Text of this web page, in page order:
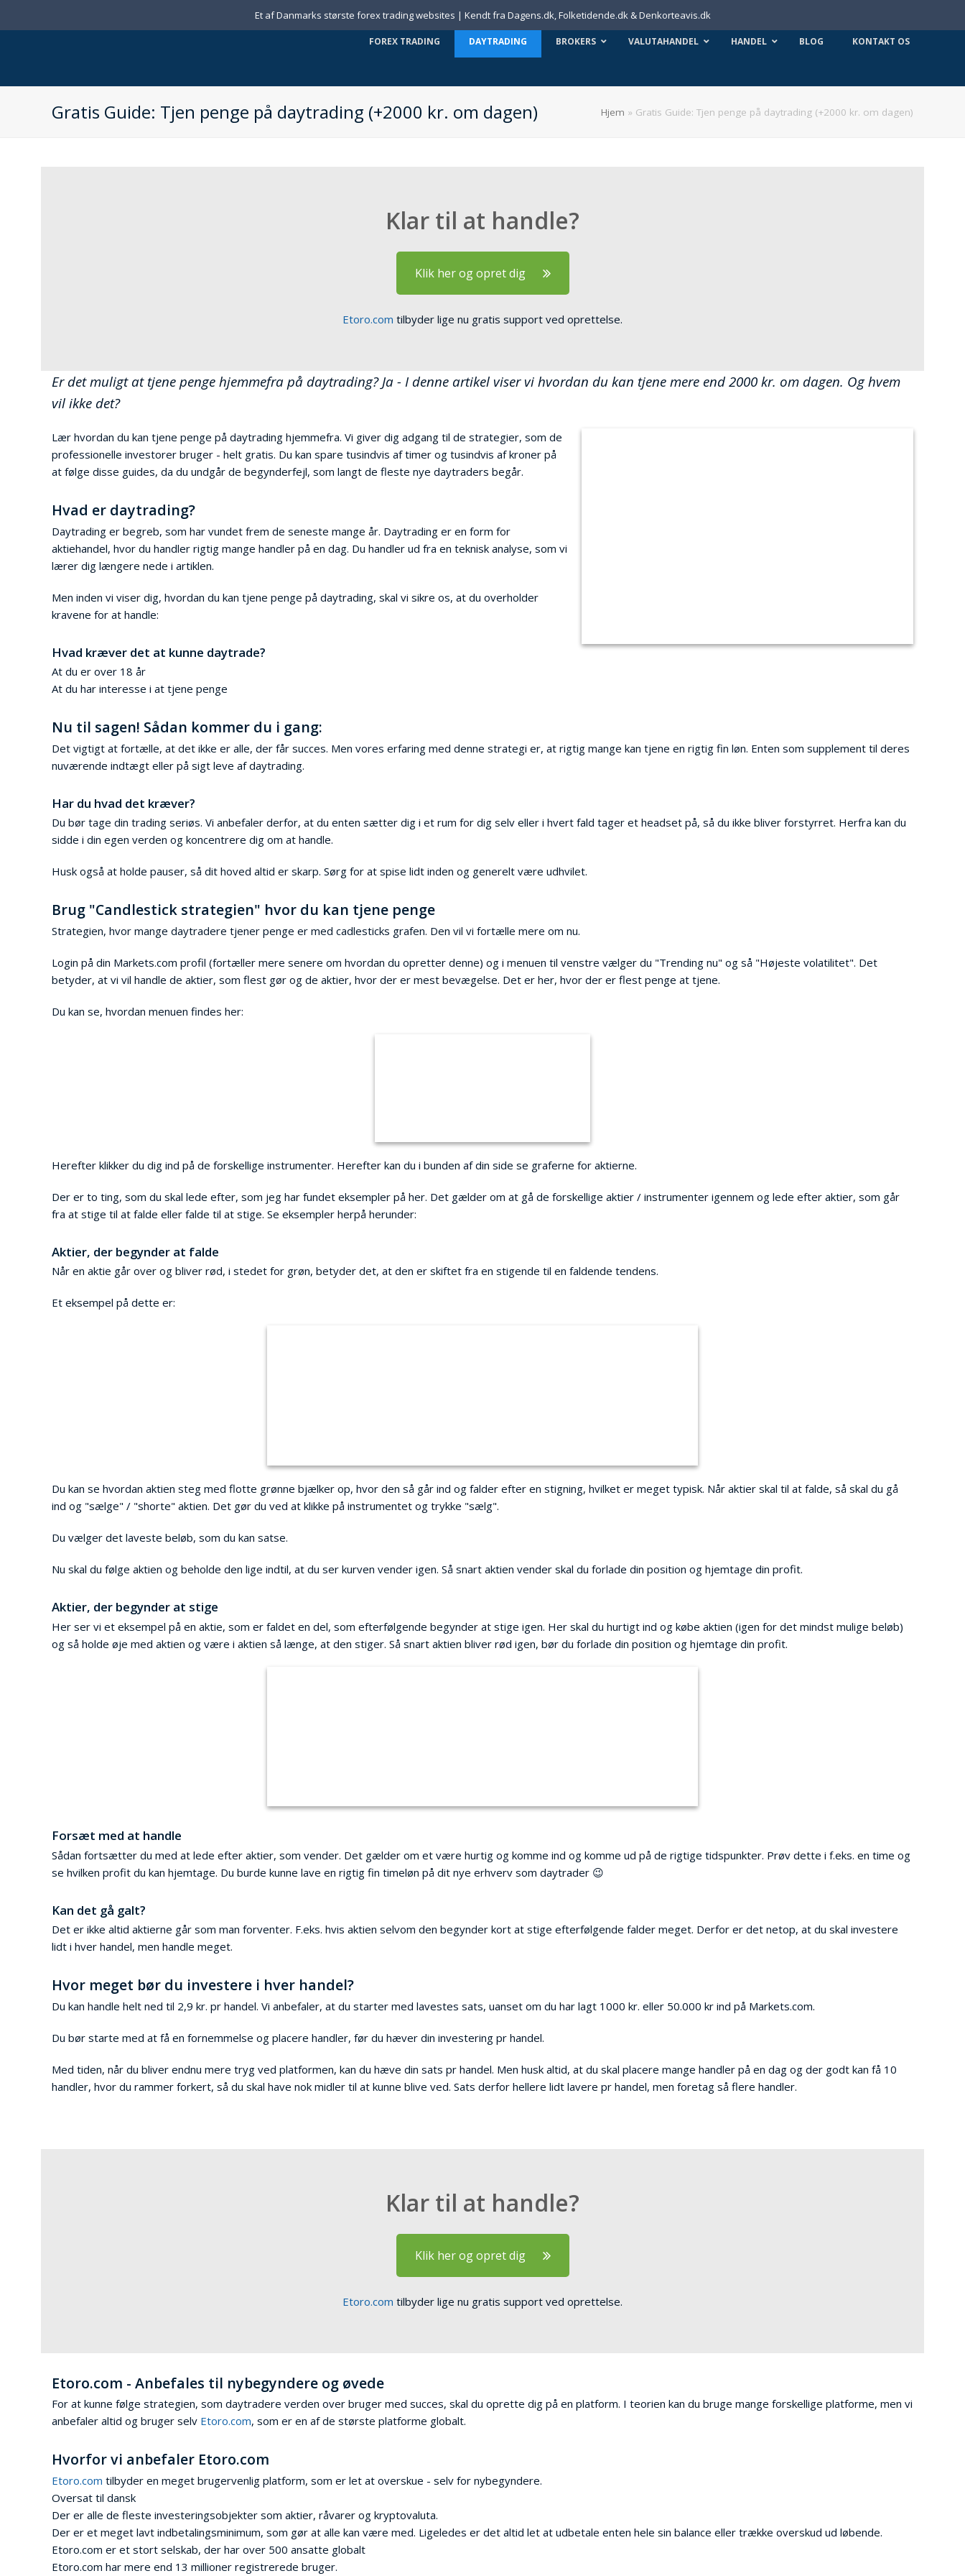
FOREX TRADING DAYTRADING BROKERS VALUTAHANDEL HANDEL BLOG KONTAKT OS
Gratis Guide: Tjen penge på daytrading (+2000 kr. om dagen) Hjem » Gratis Guide: Tjen penge på daytrading (+2000 kr. om dagen)
Klar til at handle?
Klik her og opret dig
Etoro.com tilbyder lige nu gratis support ved oprettelse.
Er det muligt at tjene penge hjemmefra på daytrading? Ja - I denne artikel viser vi hvordan du kan tjene mere end 2000 kr. om dagen. Og hvem
vil ikke det?
Lær hvordan du kan tjene penge på daytrading hjemmefra. Vi giver dig adgang til de strategier, som de
professionelle investorer bruger - helt gratis. Du kan spare tusindvis af timer og tusindvis af kroner på
at følge disse guides, da du undgår de begynderfejl, som langt de fleste nye daytraders begår.
Hvad er daytrading?
Daytrading er begreb, som har vundet frem de seneste mange år. Daytrading er en form for
aktiehandel, hvor du handler rigtig mange handler på en dag. Du handler ud fra en teknisk analyse, som vi
lærer dig længere nede i artiklen.
Men inden vi viser dig, hvordan du kan tjene penge på daytrading, skal vi sikre os, at du overholder
kravene for at handle:
Hvad kræver det at kunne daytrade?
At du er over 18 år
At du har interesse i at tjene penge
Nu til sagen! Sådan kommer du i gang:
Det vigtigt at fortælle, at det ikke er alle, der får succes. Men vores erfaring med denne strategi er, at rigtig mange kan tjene en rigtig fin løn. Enten som supplement til deres
nuværende indtægt eller på sigt leve af daytrading.
Har du hvad det kræver?
Du bør tage din trading seriøs. Vi anbefaler derfor, at du enten sætter dig i et rum for dig selv eller i hvert fald tager et headset på, så du ikke bliver forstyrret. Herfra kan du
sidde i din egen verden og koncentrere dig om at handle.
Husk også at holde pauser, så dit hoved altid er skarp. Sørg for at spise lidt inden og generelt være udhvilet.
Brug "Candlestick strategien" hvor du kan tjene penge
Strategien, hvor mange daytradere tjener penge er med cadlesticks grafen. Den vil vi fortælle mere om nu.
Login på din Markets.com profil (fortæller mere senere om hvordan du opretter denne) og i menuen til venstre vælger du "Trending nu" og så "Højeste volatilitet". Det
betyder, at vi vil handle de aktier, som flest gør og de aktier, hvor der er mest bevægelse. Det er her, hvor der er flest penge at tjene.
Du kan se, hvordan menuen findes her:
Herefter klikker du dig ind på de forskellige instrumenter. Herefter kan du i bunden af din side se graferne for aktierne.
Der er to ting, som du skal lede efter, som jeg har fundet eksempler på her. Det gælder om at gå de forskellige aktier / instrumenter igennem og lede efter aktier, som går
fra at stige til at falde eller falde til at stige. Se eksempler herpå herunder:
Aktier, der begynder at falde
Når en aktie går over og bliver rød, i stedet for grøn, betyder det, at den er skiftet fra en stigende til en faldende tendens.
Et eksempel på dette er:
Du kan se hvordan aktien steg med flotte grønne bjælker op, hvor den så går ind og falder efter en stigning, hvilket er meget typisk. Når aktier skal til at falde, så skal du gå
ind og "sælge" / "shorte" aktien. Det gør du ved at klikke på instrumentet og trykke "sælg".
Du vælger det laveste beløb, som du kan satse.
Nu skal du følge aktien og beholde den lige indtil, at du ser kurven vender igen. Så snart aktien vender skal du forlade din position og hjemtage din profit.
Aktier, der begynder at stige
Her ser vi et eksempel på en aktie, som er faldet en del, som efterfølgende begynder at stige igen. Her skal du hurtigt ind og købe aktien (igen for det mindst mulige beløb)
og så holde øje med aktien og være i aktien så længe, at den stiger. Så snart aktien bliver rød igen, bør du forlade din position og hjemtage din profit.
Forsæt med at handle
Sådan fortsætter du med at lede efter aktier, som vender. Det gælder om et være hurtig og komme ind og komme ud på de rigtige tidspunkter. Prøv dette i f.eks. en time og
se hvilken profit du kan hjemtage. Du burde kunne lave en rigtig fin timeløn på dit nye erhverv som daytrader 😉
Kan det gå galt?
Det er ikke altid aktierne går som man forventer. F.eks. hvis aktien selvom den begynder kort at stige efterfølgende falder meget. Derfor er det netop, at du skal investere
lidt i hver handel, men handle meget.
Hvor meget bør du investere i hver handel?
Du kan handle helt ned til 2,9 kr. pr handel. Vi anbefaler, at du starter med lavestes sats, uanset om du har lagt 1000 kr. eller 50.000 kr ind på Markets.com.
Du bør starte med at få en fornemmelse og placere handler, før du hæver din investering pr handel.
Med tiden, når du bliver endnu mere tryg ved platformen, kan du hæve din sats pr handel. Men husk altid, at du skal placere mange handler på en dag og der godt kan få 10
handler, hvor du rammer forkert, så du skal have nok midler til at kunne blive ved. Sats derfor hellere lidt lavere pr handel, men foretag så flere handler.
Klar til at handle?
Klik her og opret dig
Etoro.com tilbyder lige nu gratis support ved oprettelse.
Etoro.com - Anbefales til nybegyndere og øvede
For at kunne følge strategien, som daytradere verden over bruger med succes, skal du oprette dig på en platform. I teorien kan du bruge mange forskellige platforme, men vi
anbefaler altid og bruger selv Etoro.com, som er en af de største platforme globalt.
Hvorfor vi anbefaler Etoro.com
Etoro.com tilbyder en meget brugervenlig platform, som er let at overskue - selv for nybegyndere.
Oversat til dansk
Der er alle de fleste investeringsobjekter som aktier, råvarer og kryptovaluta.
Der er et meget lavt indbetalingsminimum, som gør at alle kan være med. Ligeledes er det altid let at udbetale enten hele sin balance eller trække overskud ud løbende.
Etoro.com er et stort selskab, der har over 500 ansatte globalt
Etoro.com har mere end 13 millioner registrerede bruger.
Et af Danmarks største forex trading websites | Kendt fra Dagens.dk, Folketidende.dk & Denkorteavis.dk